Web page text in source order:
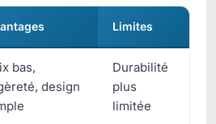
Limites
bas,
design
Durabilité
plus
limitée